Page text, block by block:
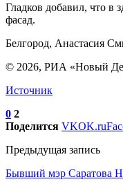
Гладков добавил, что в
фасад.
Белгород, Анастасия
© 2026, РИА «Новый
Источник
0 2
Поделится VKOK.ru
Предыдущая запись
Бывший мэр Саратова